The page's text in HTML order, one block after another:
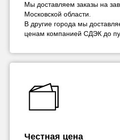
Мы доставляем заказы на
Московской области.
В другие города мы
ценам компанией СДЭК до
Честная цена